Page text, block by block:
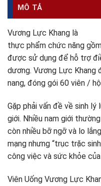
MÔ TẢ
Vương Lực Khang là
thực phẩm chức năng
được sử dụng để hỗ trợ
dương. Vương Lực Khang
nang, đóng gói 60 viên /
Gặp phải vấn đề về sinh lý
giới. Nhiều nam giới
còn nhiều bỡ ngỡ và lo
mạng nhưng “trục trặc
công việc và sức khỏe
Viên Uống Vương Lực